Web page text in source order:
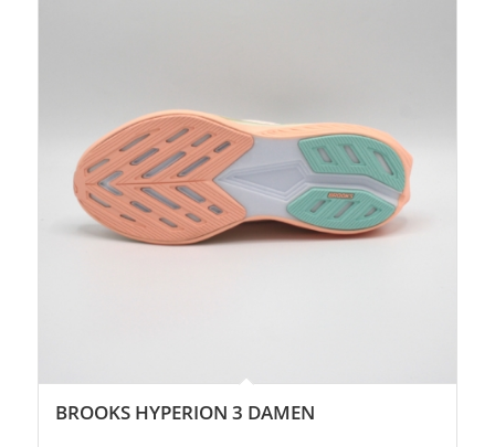
BROOKS HYPERION 3 DAMEN